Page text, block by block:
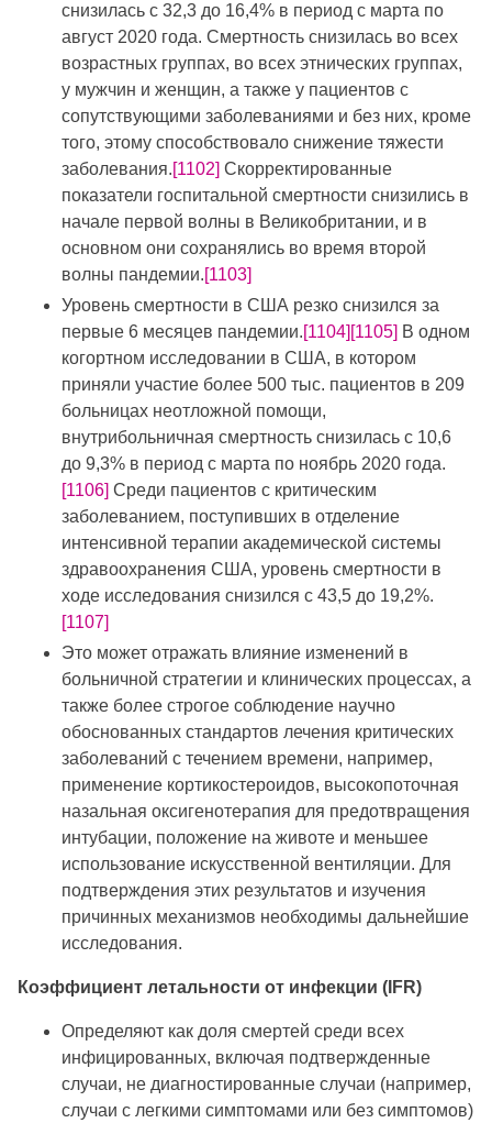
снизилась с 32,3 до 16,4% в период с марта по
август 2020 года. Смертность снизилась во всех
возрастных группах, во всех этнических группах,
у мужчин и женщин, а также у пациентов с
сопутствующими заболеваниями и без них, кроме
того, этому способствовало снижение тяжести
заболевания.[1102] Скорректированные
показатели госпитальной смертности снизились в
начале первой волны в Великобритании, и в
основном они сохранялись во время второй
волны пандемии.[1103]
Уровень смертности в США резко снизился за
первые 6 месяцев пандемии.[1104] [1105] В одном
когортном исследовании в США, в котором
приняли участие более 500 тыс. пациентов в 209
больницах неотложной помощи,
внутрибольничная смертность снизилась с 10,6
до 9,3% в период с марта по ноябрь 2020 года.
[1106] Среди пациентов с критическим
заболеванием, поступивших в отделение
интенсивной терапии академической системы
здравоохранения США, уровень смертности в
ходе исследования снизился с 43,5 до 19,2%.
[1107]
Это может отражать влияние изменений в
больничной стратегии и клинических процессах, а
также более строгое соблюдение научно
обоснованных стандартов лечения критических
заболеваний с течением времени, например,
применение кортикостероидов, высокопоточная
назальная оксигенотерапия для предотвращения
интубации, положение на животе и меньшее
использование искусственной вентиляции. Для
подтверждения этих результатов и изучения
причинных механизмов необходимы дальнейшие
исследования.
Коэффициент летальности от инфекции (IFR)
Определяют как доля смертей среди всех
инфицированных, включая подтвержденные
случаи, не диагностированные случаи (например,
случаи с легкими симптомами или без симптомов)